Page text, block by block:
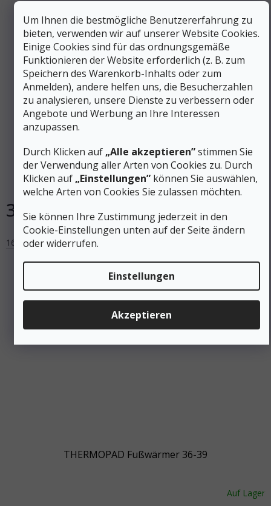
Um Ihnen die bestmögliche Benutzererfahrung zu
bieten, verwenden wir auf unserer Website Cookies.
Einige Cookies sind für das ordnungsgemäße
Funktionieren der Website erforderlich (z. B. zum
Speichern des Warenkorb-Inhalts oder zum
Anmelden), andere helfen uns, die Besucherzahlen
zu analysieren, unsere Dienste zu verbessern oder
Angebote und Werbung an Ihre Interessen
anzupassen.
Durch Klicken auf „Alle akzeptieren”stimmen Sie
der Verwendung aller Arten von Cookies zu. Durch
Klicken auf „Einstellungen” können Sie auswählen,
welche Arten von Cookies Sie zulassen möchten.
Sie können Ihre Zustimmung jederzeit in den
Cookie-Einstellungen unten auf der Seite ändern
oder widerrufen.
Einstellungen
Akzeptieren
535 €
ATOMIC BACKLAND 78 SKIN 78/80 schwarz/rot
Auf Lager
321 € DETAIL
163 170
THERMOPAD Fußwärmer 36-39
Auf Lager